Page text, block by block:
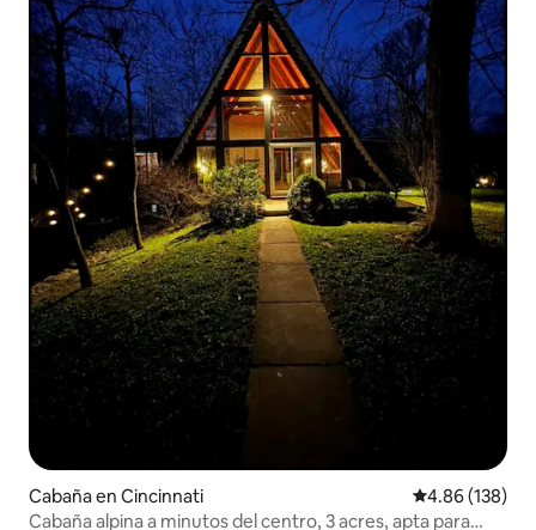
Cabaña en Cincinnati Calificación
4.86 (138)
Cabaña alpina a minutos del centro, 3 acres, apta para